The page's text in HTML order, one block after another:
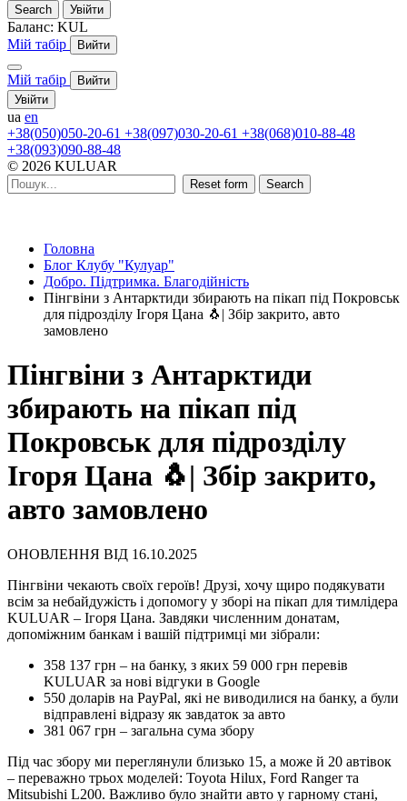
Search Увійти
Баланс: KUL
Мій табір
Вийти
Мій табір
Вийти
Увійти
ua en
+38(050)050-20-61 +38(097)030-20-61 +38(068)010-88-48
+38(093)090-88-48
© 2026 KULUAR
Reset form Search
Головна
Блог Клубу "Кулуар"
Добро. Підтримка. Благодійність
Пінгвіни з Антарктиди збирають на пікап під Покровськ
для підрозділу Ігоря Цана 🐧| Збір закрито, авто
замовлено
Пінгвіни з Антарктиди
збирають на пікап під
Покровськ для підрозділу
Ігоря Цана 🐧| Збір закрито,
авто замовлено
ОНОВЛЕННЯ ВІД 16.10.2025
Пінгвіни чекають своїх героїв! Друзі, хочу щиро подякувати
всім за небайдужість і допомогу у зборі на пікап для тимлідера
KULUAR – Ігоря Цана. Завдяки численним донатам,
допоміжним банкам і вашій підтримці ми зібрали:
358 137 грн – на банку, з яких 59 000 грн перевів
KULUAR за нові відгуки в Google
550 доларів на PayPal, які не виводилися на банку, а були
відправлені відразу як завдаток за авто
381 067 грн – загальна сума збору
Під час збору ми переглянули близько 15, а може й 20 автівок
– переважно трьох моделей: Toyota Hilux, Ford Ranger та
Mitsubishi L200. Важливо було знайти авто у гарному стані,